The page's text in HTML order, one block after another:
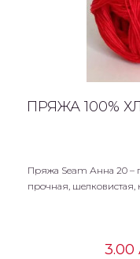
ПРЯЖА 100%
Пряжа Seam Анна 20 –
прочная, шелковистая,
3.00